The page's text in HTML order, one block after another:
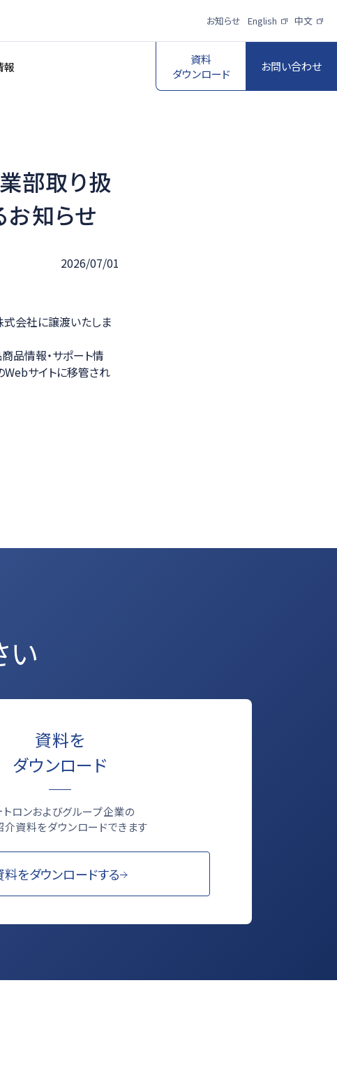
報
資料
ダウンロード
お問い合わせ
お知らせ English 中文
スポーツ映像伝
送・制作プロダク
ションサービス
光学計測ソリューション
部取り扱
お知らせ
2026/07/01
式会社に譲渡いたしま
品情報・サポート情
Webサイトに移管され
い
資料を
ダウンロード
トロンおよびグループ企業の
介資料をダウンロードできます
料をダウンロードする